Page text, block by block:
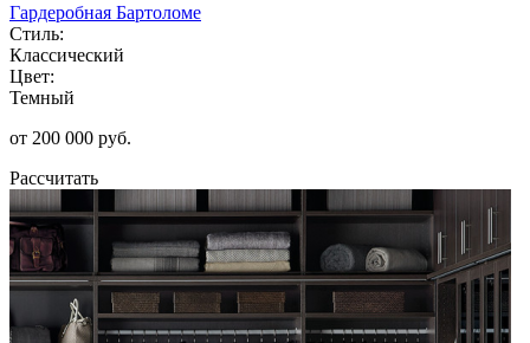
Гардеробная Бартоломе
Стиль:
Классический
Цвет:
Темный
от 200 000 руб.
Рассчитать